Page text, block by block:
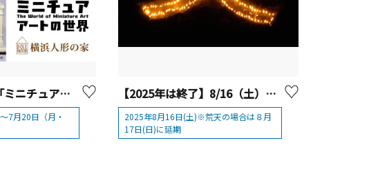
横浜人形の家 「ミニチュアアートの世界」【横浜市】
7月20日（月・
【2025年は終了】8/16（土）箱根強羅温泉 大文字焼
2025年8月16日(土)※荒天の場合は８月
17日(日)に延期